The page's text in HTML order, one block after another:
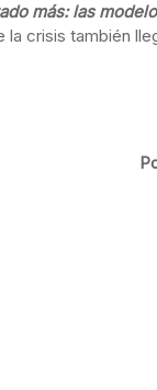
más: las
la crisis también